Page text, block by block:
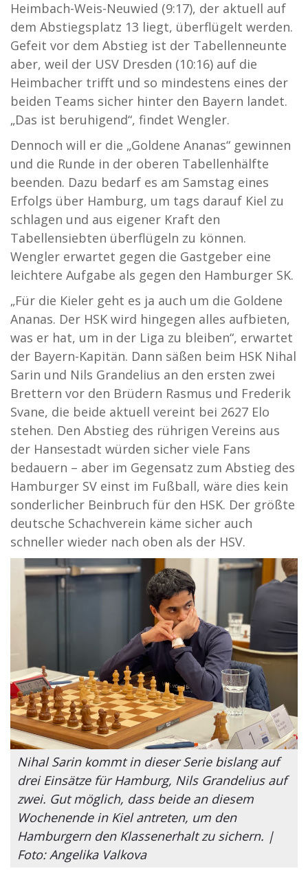
Heimbach-Weis-Neuwied (9:17), der aktuell auf
dem Abstiegsplatz 13 liegt, überflügelt werden.
Gefeit vor dem Abstieg ist der Tabellenneunte
aber, weil der USV Dresden (10:16) auf die
Heimbacher trifft und so mindestens eines der
beiden Teams sicher hinter den Bayern landet.
„Das ist beruhigend“, findet Wengler.
Dennoch will er die „Goldene Ananas“ gewinnen
und die Runde in der oberen Tabellenhälfte
beenden. Dazu bedarf es am Samstag eines
Erfolgs über Hamburg, um tags darauf Kiel zu
schlagen und aus eigener Kraft den
Tabellensiebten überflügeln zu können.
Wengler erwartet gegen die Gastgeber eine
leichtere Aufgabe als gegen den Hamburger SK.
„Für die Kieler geht es ja auch um die Goldene
Ananas. Der HSK wird hingegen alles aufbieten,
was er hat, um in der Liga zu bleiben“, erwartet
der Bayern-Kapitän. Dann säßen beim HSK Nihal
Sarin und Nils Grandelius an den ersten zwei
Brettern vor den Brüdern Rasmus und Frederik
Svane, die beide aktuell vereint bei 2627 Elo
stehen. Den Abstieg des rührigen Vereins aus
der Hansestadt würden sicher viele Fans
bedauern – aber im Gegensatz zum Abstieg des
Hamburger SV einst im Fußball, wäre dies kein
sonderlicher Beinbruch für den HSK. Der größte
deutsche Schachverein käme sicher auch
schneller wieder nach oben als der HSV.
Nihal Sarin kommt in dieser Serie bislang auf
drei Einsätze für Hamburg, Nils Grandelius auf
zwei. Gut möglich, dass beide an diesem
Wochenende in Kiel antreten, um den
Hamburgern den Klassenerhalt zu sichern. |
Foto: Angelika Valkova